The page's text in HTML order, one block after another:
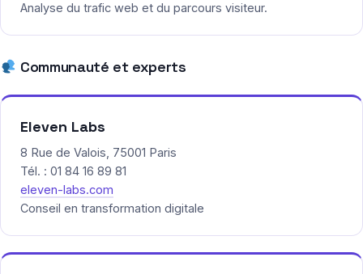
Analyse du trafic web et du parcours visiteur.
Communauté et experts
Eleven Labs
8 Rue de Valois, 75001 Paris
Tél. : 01 84 16 89 81
eleven-labs.com
Conseil en transformation digitale